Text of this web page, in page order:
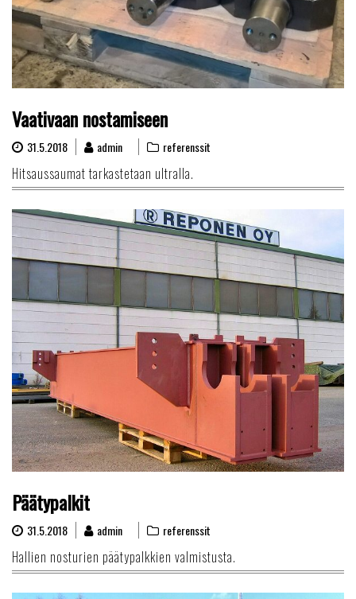
Vaativaan nostamiseen
31.5.2018 admin referenssit
Hitsaussaumat tarkastetaan ultralla.
Päätypalkit
31.5.2018 admin referenssit
Hallien nosturien päätypalkkien valmistusta.